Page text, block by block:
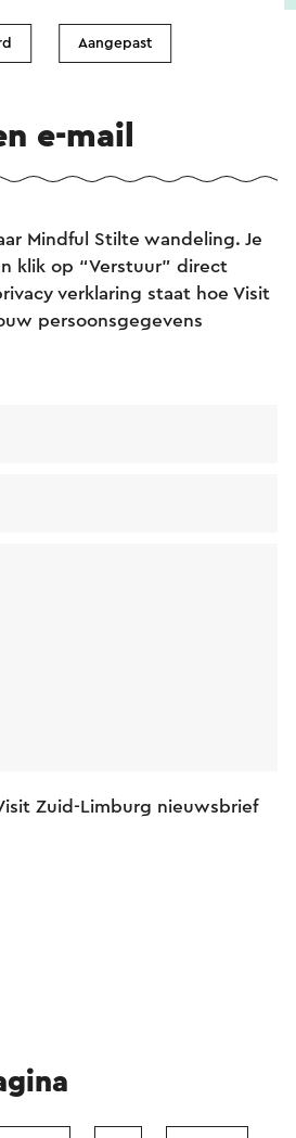
e-mail
Mindful Stilte wandeling. Je
klik op “Verstuur” direct
verklaring staat hoe Visit
persoonsgegevens
Zuid-Limburg nieuwsbrief
Aangepast